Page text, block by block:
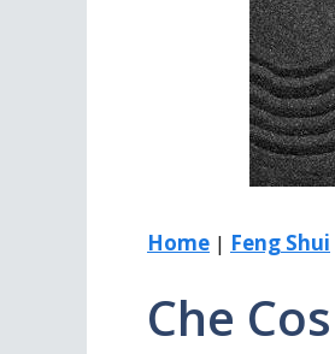
Home | Feng Shui
Che